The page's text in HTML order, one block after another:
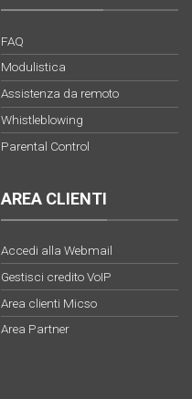
FAQ
Modulistica
Assistenza da remoto
Whistleblowing
Parental Control
AREA CLIENTI
Accedi alla Webmail
Gestisci credito VoIP
Area clienti Micso
Area Partner